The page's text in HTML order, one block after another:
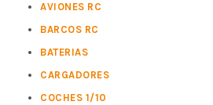
AVIONES RC
BARCOS RC
BATERIAS
CARGADORES
COCHES 1/10